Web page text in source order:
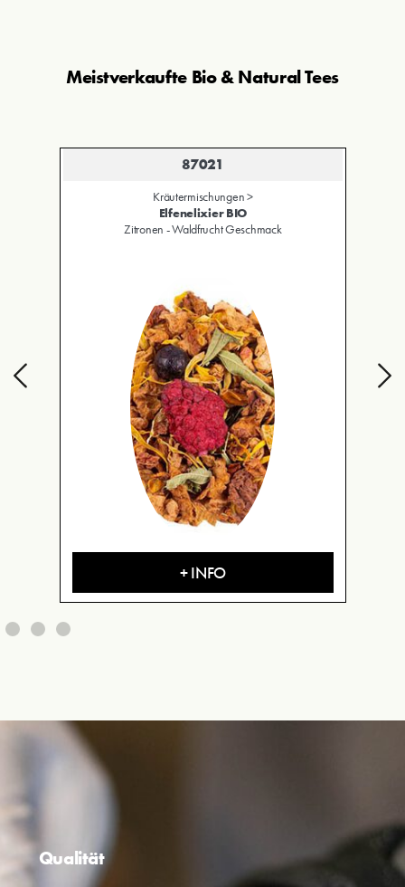
Meistverkaufte Bio & Natural Tees
87021
Kräutermischungen >
Elfenelixier BIO
Zitronen - Waldfrucht Geschmack
+ INFO
Qualität